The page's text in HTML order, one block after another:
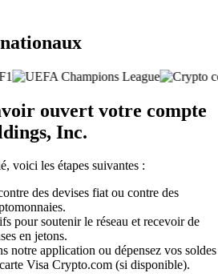
ouvert votre compte
Inc.
voici les étapes suivantes :
des devises fiat ou contre des
pour soutenir le réseau et recevoir de
en jetons.
notre application ou dépensez vos soldes
Visa Crypto.com (si disponible).